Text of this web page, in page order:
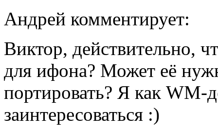
Андрей комментирует:
Виктор, действительно,
для ифона? Может её
портировать? Я как WM-
заинтересоваться :)